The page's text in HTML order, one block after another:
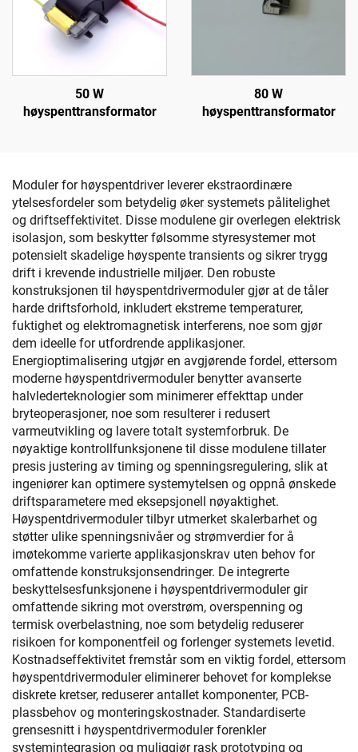
50 W
høyspenttransformator
80 W
høyspenttransformator
Moduler for høyspentdriver leverer ekstraordinære
ytelsesfordeler som betydelig øker systemets pålitelighet
og driftseffektivitet. Disse modulene gir overlegen elektrisk
isolasjon, som beskytter følsomme styresystemer mot
potensielt skadelige høyspente transients og sikrer trygg
drift i krevende industrielle miljøer. Den robuste
konstruksjonen til høyspentdrivermoduler gjør at de tåler
harde driftsforhold, inkludert ekstreme temperaturer,
fuktighet og elektromagnetisk interferens, noe som gjør
dem ideelle for utfordrende applikasjoner.
Energioptimalisering utgjør en avgjørende fordel, ettersom
moderne høyspentdrivermoduler benytter avanserte
halvlederteknologier som minimerer effekttap under
bryteoperasjoner, noe som resulterer i redusert
varmeutvikling og lavere totalt systemforbruk. De
nøyaktige kontrollfunksjonene til disse modulene tillater
presis justering av timing og spenningsregulering, slik at
ingeniører kan optimere systemytelsen og oppnå ønskede
driftsparametere med eksepsjonell nøyaktighet.
Høyspentdrivermoduler tilbyr utmerket skalerbarhet og
støtter ulike spenningsnivåer og strømverdier for å
imøtekomme varierte applikasjonskrav uten behov for
omfattende konstruksjonsendringer. De integrerte
beskyttelsesfunksjonene i høyspentdrivermoduler gir
omfattende sikring mot overstrøm, overspenning og
termisk overbelastning, noe som betydelig reduserer
risikoen for komponentfeil og forlenger systemets levetid.
Kostnadseffektivitet fremstår som en viktig fordel, ettersom
høyspentdrivermoduler eliminerer behovet for komplekse
diskrete kretser, reduserer antallet komponenter, PCB-
plassbehov og monteringskostnader. Standardiserte
grensesnitt i høyspentdrivermoduler forenkler
systemintegrasjon og muliggjør rask prototyping og